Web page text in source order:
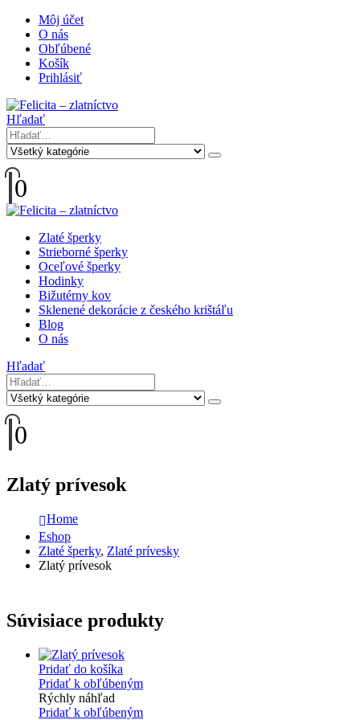
Môj účet
O nás
Obľúbené
Košík
Prihlásiť
Hľadať
0
Zlaté šperky
Strieborné šperky
Oceľové šperky
Hodinky
Bižutérny kov
Sklenené dekorácie z českého krištáľu
Blog
O nás
Hľadať
0
Zlatý prívesok
Home
Eshop
Zlaté šperky, Zlaté prívesky
Zlatý prívesok
Súvisiace produkty
Pridať do košíka
Pridať k obľúbeným
Rýchly náhľad
Pridať k obľúbeným